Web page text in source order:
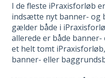
I de fleste iPraxisforløb
indsætte nyt banner- og
gælder både i
allerede er både
et helt tomt
banner- eller